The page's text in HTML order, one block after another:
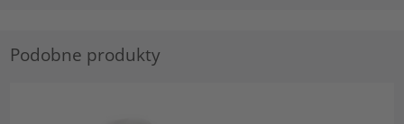
Podobne produkty